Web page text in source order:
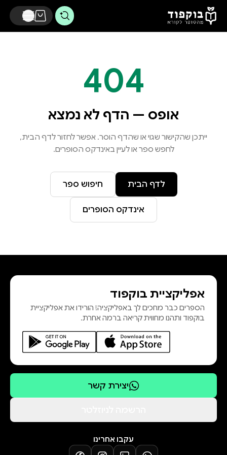
דלג לתוכן הראשי
404
אופס — הדף לא נמצא
ייתכן שהקישור שגוי או שהדף הוסר. אפשר לחזור לדף הבית,
לחפש ספר או לעיין באינדקס הסופרים.
לדף הבית חיפוש ספר
אינדקס הסופרים
אפליקציית בוקפוד
הספרים כבר מחכים לך באפליקציה! הורידו את אפליקציית
בוקפוד ותהנו מחווית קריאה ברמה אחרת.
יצירת קשר
עקבו אחרינו